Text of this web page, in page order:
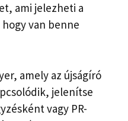
ami jelezheti a
van benne
amely az újságíró
jelenítse
vagy PR-